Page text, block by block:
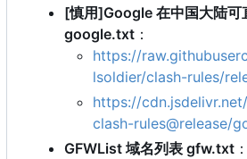
[慎用]Google 在中国大陆可
google.txt ：
https://
lsoldier/clash-rules/
https://
clash-rules@release/
GFWList 域名列表 gfw.txt ：